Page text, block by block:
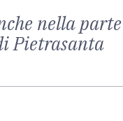
nella
Pietrasanta